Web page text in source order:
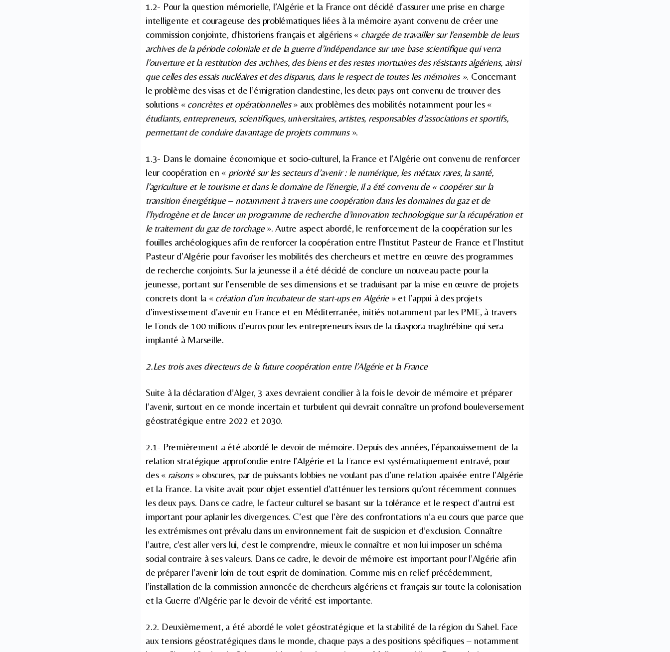
1.2- Pour la question mémorielle, l’Algérie et la France ont décidé d’assurer une prise en charge
intelligente et courageuse des problématiques liées à la mémoire ayant convenu de créer une
commission conjointe, d’historiens français et algériens « chargée de travailler sur l’ensemble de leurs
archives de la période coloniale et de la guerre d’indépendance sur une base scientifique qui verra
l’ouverture et la restitution des archives, des biens et des restes mortuaires des résistants algériens, ainsi
que celles des essais nucléaires et des disparus, dans le respect de toutes les mémoires ». Concernant
le problème des visas et de l’émigration clandestine, les deux pays ont convenu de trouver des
solutions « concrètes et opérationnelles» aux problèmes des mobilités notamment pour les «
étudiants, entrepreneurs, scientifiques, universitaires, artistes, responsables d’associations et sportifs,
permettant de conduire davantage de projets communs».
1.3- Dans le domaine économique et socio-culturel, la France et l’Algérie ont convenu de renforcer
leur coopération en « priorité sur les secteurs d’avenir : le numérique, les métaux rares, la santé,
l’agriculture et le tourisme et dans le domaine de l’énergie, il a été convenu de « coopérer sur la
transition énergétique – notamment à travers une coopération dans les domaines du gaz et de
l’hydrogène et de lancer un programme de recherche d’innovation technologique sur la récupération et
le traitement du gaz de torchage». Autre aspect abordé, le renforcement de la coopération sur les
fouilles archéologiques afin de renforcer la coopération entre l’Institut Pasteur de France et l’Institut
Pasteur d’Algérie pour favoriser les mobilités des chercheurs et mettre en œuvre des programmes
de recherche conjoints. Sur la jeunesse il a été décidé de conclure un nouveau pacte pour la
jeunesse, portant sur l’ensemble de ses dimensions et se traduisant par la mise en œuvre de projets
concrets dont la « création d’un incubateur de start-ups en Algérie» et l’appui à des projets
d’investissement d’avenir en France et en Méditerranée, initiés notamment par les PME, à travers
le Fonds de 100 millions d’euros pour les entrepreneurs issus de la diaspora maghrébine qui sera
implanté à Marseille.
2.Les trois axes directeurs de la future coopération entre l’Algérie et la France
Suite à la déclaration d’Alger, 3 axes devraient concilier à la fois le devoir de mémoire et préparer
l’avenir, surtout en ce monde incertain et turbulent qui devrait connaître un profond bouleversement
géostratégique entre 2022 et 2030.
2.1- Premièrement a été abordé le devoir de mémoire. Depuis des années, l’épanouissement de la
relation stratégique approfondie entre l’Algérie et la France est systématiquement entravé, pour
des « raisons» obscures, par de puissants lobbies ne voulant pas d’une relation apaisée entre l’Algérie
et la France. La visite avait pour objet essentiel d’atténuer les tensions qu’ont récemment connues
les deux pays. Dans ce cadre, le facteur culturel se basant sur la tolérance et le respect d’autrui est
important pour aplanir les divergences. C’est que l’ère des confrontations n’a eu cours que parce que
les extrémismes ont prévalu dans un environnement fait de suspicion et d’exclusion. Connaître
l’autre, c’est aller vers lui, c’est le comprendre, mieux le connaître et non lui imposer un schéma
social contraire à ses valeurs. Dans ce cadre, le devoir de mémoire est important pour l’Algérie afin
de préparer l’avenir loin de tout esprit de domination. Comme mis en relief précédemment,
l’installation de la commission annoncée de chercheurs algériens et français sur toute la colonisation
et la Guerre d’Algérie par le devoir de vérité est importante.
2.2. Deuxièmement, a été abordé le volet géostratégique et la stabilité de la région du Sahel. Face
aux tensions géostratégiques dans le monde, chaque pays a des positions spécifiques – notamment